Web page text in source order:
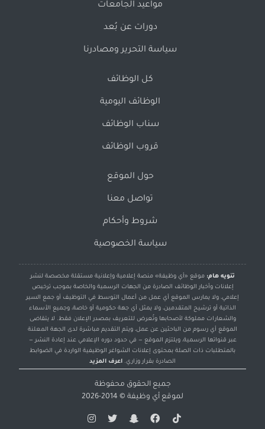
مواعيد الجامعات
دورات عن بُعد
سياسة التحرير ومصادرنا
كل الوظائف
الوظائف اليومية
سناب الوظائف
قروب الوظائف
حول الموقع
تواصل معنا
شروط وأحكام
سياسة الخصوصية
تنويه هام: موقع «أي وظيفة» منصة إعلامية وإعلانية مستقلة مخصصة لنشر
إعلانات وأخبار الوظائف الصادرة من الجهات الرسمية والخاصة بموجب ترخيص
إعلامي، ولا يمارس الموقع أي عمل من أعمال التوسط في التوظيف أو جمع السير
الذاتية أو ترشيح المتقدمين، ولا يمثل أي جهة حكومية أو خاصة، وجميع الأسماء
والشعارات مملوكة لأصحابها وتُعرض للتعريف بمصدر الإعلان فقط. لا يتقاضى
الموقع أي رسوم من الباحثين عن عمل، ويتم التقديم مباشرة لدى الجهة المعلنة
عبر قنواتها الرسمية، ويلتزم الموقع — في حدود دوره الإعلامي عند إعادة النشر —
بالمتطلبات ذات الصلة بمحتوى إعلانات الشواغر الوظيفية الواردة في الضوابط
الصادرة بقرار وزاري. اعرف المزيد
جميع الحقوق محفوظة
لموقع أي وظيفة © 2014-2026